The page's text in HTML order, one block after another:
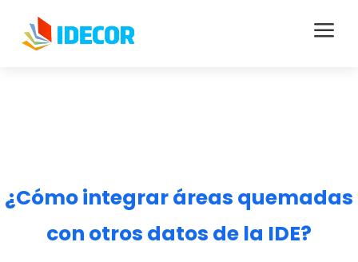
a
¿Cómo integrar áreas quemadas
con otros datos de la IDE?